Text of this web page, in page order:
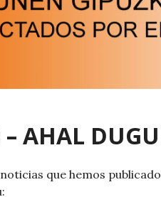
AHAL DUGU
que hemos